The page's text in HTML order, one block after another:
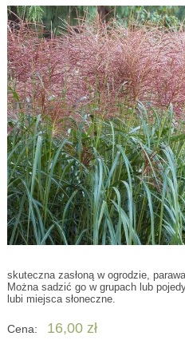
skuteczna zasłoną w ogrodzie,
Można sadzić go w grupach lub
lubi miejsca słoneczne.
Cena: 16,00 zł